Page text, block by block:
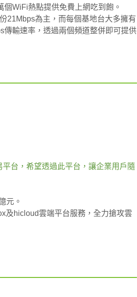
WiFi熱點提供免費上網吃到飽。
21Mbps為主，而每個基地台大多擁有
輸速率，透過兩個頻道整併即可提供
台，希望透過此平台，讓企業用戶隨
元。
及hicloud雲端平台服務，全力搶攻雲